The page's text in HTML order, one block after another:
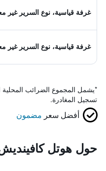
غرفة قياسية، نوع السرير غير
غرفة قياسية، نوع السرير غير
*يشمل المجموع الضرائب
تسجيل المغادرة.
أفضل سعر مضمون
حول هوتل